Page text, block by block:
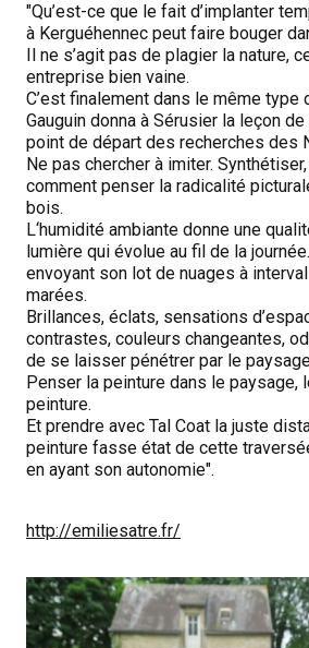
"Qu’est-ce que le fait d’implanter
à Kerguéhennec peut faire bouger
Il ne s’agit pas de plagier la nature,
entreprise bien vaine.
C’est finalement dans le même type
Gauguin donna à Sérusier la leçon
point de départ des recherches des
Ne pas chercher à imiter.
comment penser la radicalité
bois.
L‘humidité ambiante donne une
lumière qui évolue au fil de la
envoyant son lot de nuages à
marées.
Brillances, éclats, sensations
contrastes, couleurs changeantes,
de se laisser pénétrer par le
Penser la peinture dans le paysage,
peinture.
Et prendre avec Tal Coat la juste
peinture fasse état de cette
en ayant son autonomie".
http://emiliesatre.fr/